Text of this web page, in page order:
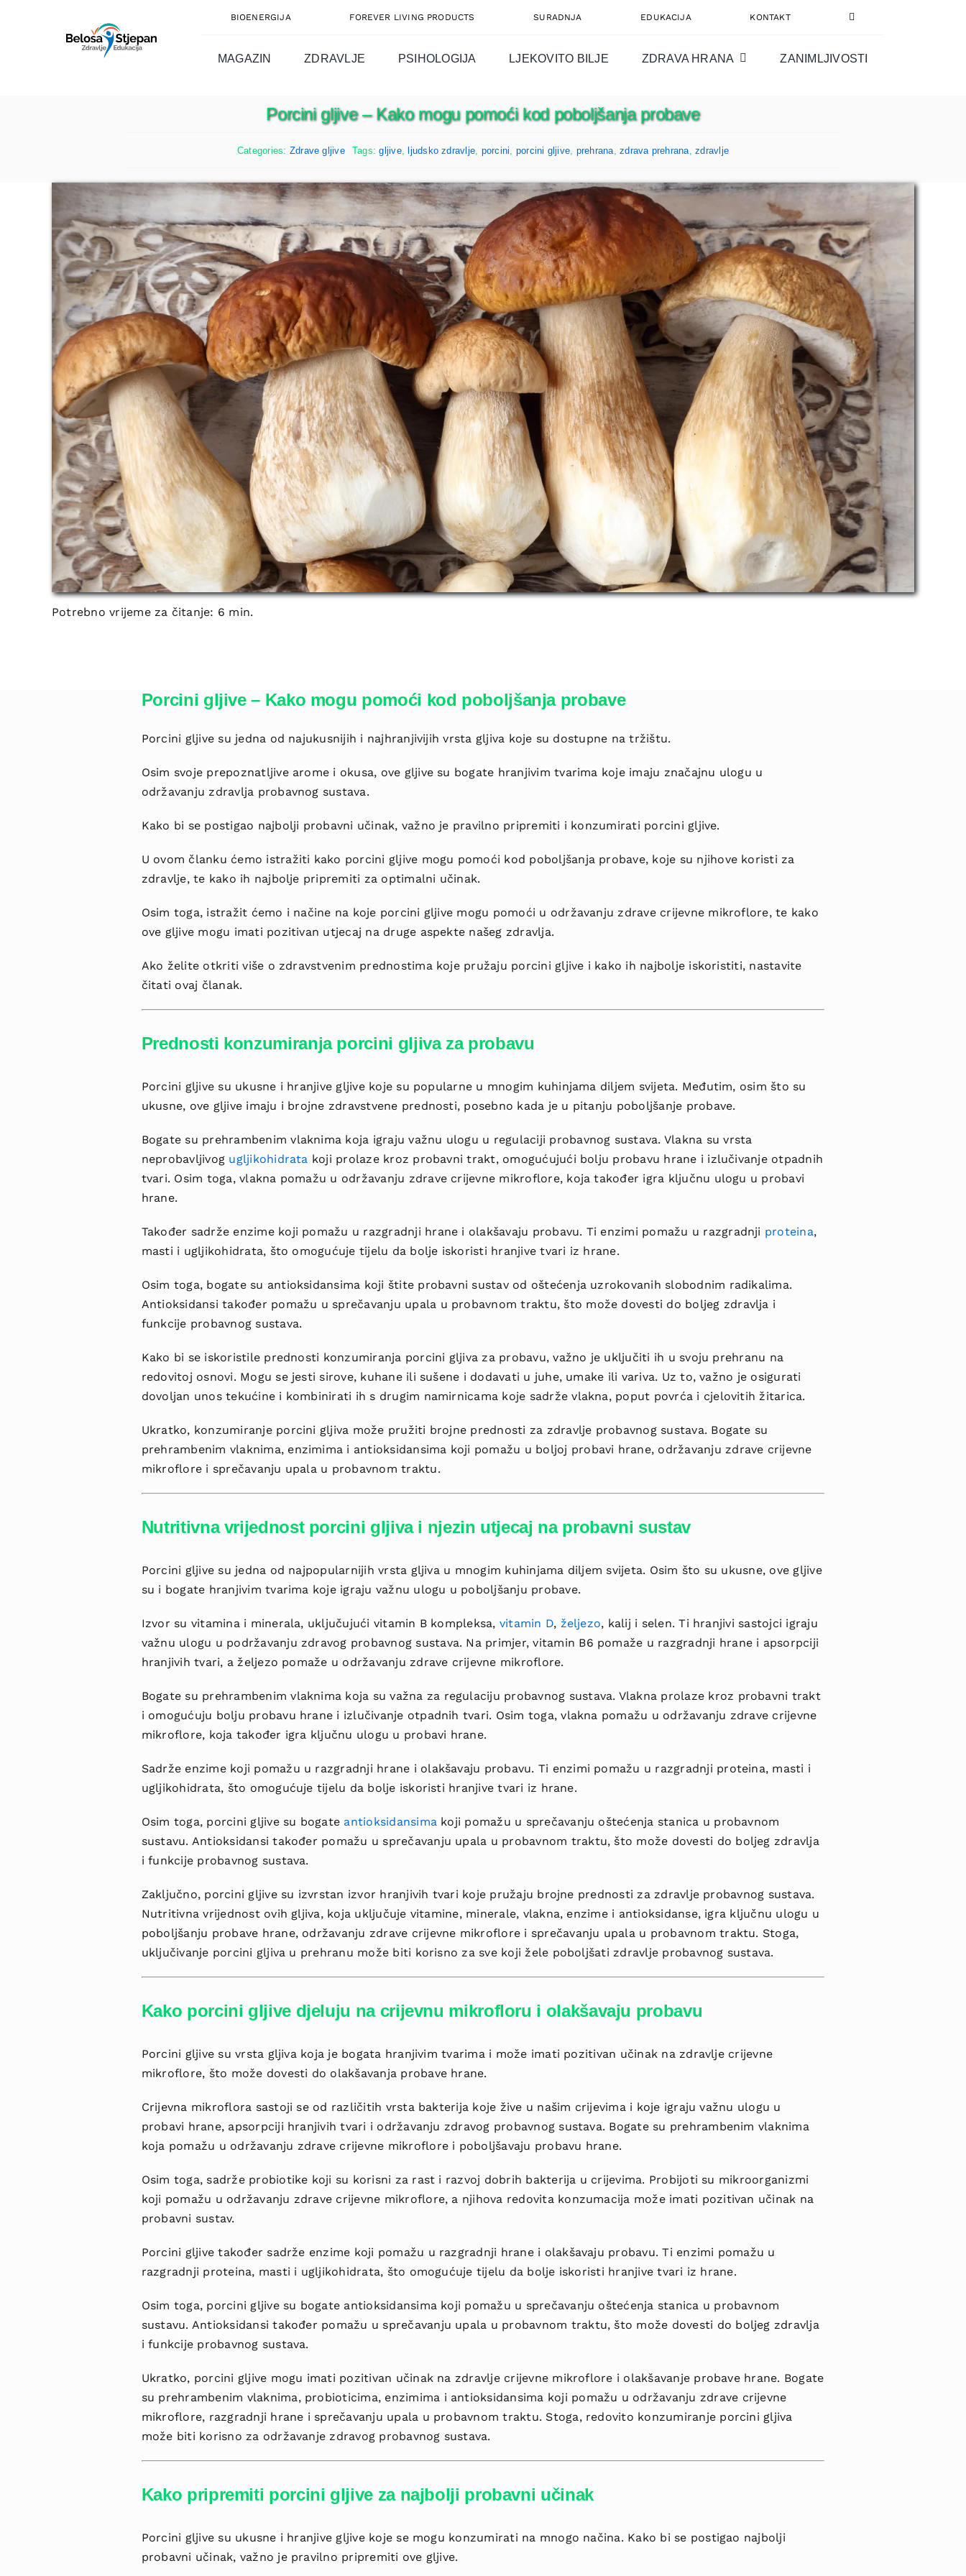
BIOENERGIJA FOREVER LIVING PRODUCTS SURADNJA EDUKACIJA KONTAKT
MAGAZIN ZDRAVLJE PSIHOLOGIJA LJEKOVITO BILJE ZDRAVA HRANA ZANIMLJIVOSTI
Porcini gljive – Kako mogu pomoći kod poboljšanja probave
Categories: Zdrave gljive Tags:gljive,ljudsko zdravlje porcini porcini gljive prehrana ,zdrava prehrana ,zdravlje
Potrebno vrijeme za čitanje: 6 min.
Porcini gljive – Kako mogu pomoći kod poboljšanja probave
Porcini gljive su jedna od najukusnijih i najhranjivijih vrsta gljiva koje su dostupne na tržištu.
Osim svoje prepoznatljive arome i okusa, ove gljive su bogate hranjivim tvarima koje imaju značajnu ulogu u
održavanju zdravlja probavnog sustava.
Kako bi se postigao najbolji probavni učinak, važno je pravilno pripremiti i konzumirati porcini gljive.
U ovom članku ćemo istražiti kako porcini gljive mogu pomoći kod poboljšanja probave, koje su njihove koristi za
zdravlje, te kako ih najbolje pripremiti za optimalni učinak.
Osim toga, istražit ćemo i načine na koje porcini gljive mogu pomoći u održavanju zdrave crijevne mikroflore, te kako
ove gljive mogu imati pozitivan utjecaj na druge aspekte našeg zdravlja.
Ako želite otkriti više o zdravstvenim prednostima koje pružaju porcini gljive i kako ih najbolje iskoristiti, nastavite
čitati ovaj članak.
Prednosti konzumiranja porcini gljiva za probavu
Porcini gljive su ukusne i hranjive gljive koje su popularne u mnogim kuhinjama diljem svijeta. Međutim, osim što su
ukusne, ove gljive imaju i brojne zdravstvene prednosti, posebno kada je u pitanju poboljšanje probave.
Bogate su prehrambenim vlaknima koja igraju važnu ulogu u regulaciji probavnog sustava. Vlakna su vrsta
neprobavljivog ugljikohidrata koji prolaze kroz probavni trakt, omogućujući bolju probavu hrane i izlučivanje otpadnih
tvari. Osim toga, vlakna pomažu u održavanju zdrave crijevne mikroflore, koja također igra ključnu ulogu u probavi
hrane.
Također sadrže enzime koji pomažu u razgradnji hrane i olakšavaju probavu. Ti enzimi pomažu u razgradnji proteina,
masti i ugljikohidrata, što omogućuje tijelu da bolje iskoristi hranjive tvari iz hrane.
Osim toga, bogate su antioksidansima koji štite probavni sustav od oštećenja uzrokovanih slobodnim radikalima.
Antioksidansi također pomažu u sprečavanju upala u probavnom traktu, što može dovesti do boljeg zdravlja i
funkcije probavnog sustava.
Kako bi se iskoristile prednosti konzumiranja porcini gljiva za probavu, važno je uključiti ih u svoju prehranu na
redovitoj osnovi. Mogu se jesti sirove, kuhane ili sušene i dodavati u juhe, umake ili variva. Uz to, važno je osigurati
dovoljan unos tekućine i kombinirati ih s drugim namirnicama koje sadrže vlakna, poput povrća i cjelovitih žitarica.
Ukratko, konzumiranje porcini gljiva može pružiti brojne prednosti za zdravlje probavnog sustava. Bogate su
prehrambenim vlaknima, enzimima i antioksidansima koji pomažu u boljoj probavi hrane, održavanju zdrave crijevne
mikroflore i sprečavanju upala u probavnom traktu.
Nutritivna vrijednost porcini gljiva i njezin utjecaj na probavni sustav
Porcini gljive su jedna od najpopularnijih vrsta gljiva u mnogim kuhinjama diljem svijeta. Osim što su ukusne, ove gljive
su i bogate hranjivim tvarima koje igraju važnu ulogu u poboljšanju probave.
Izvor su vitamina i minerala, uključujući vitamin B kompleksa, vitamin D, željezo, kalij i selen. Ti hranjivi sastojci igraju
važnu ulogu u podržavanju zdravog probavnog sustava. Na primjer, vitamin B6 pomaže u razgradnji hrane i apsorpciji
hranjivih tvari, a željezo pomaže u održavanju zdrave crijevne mikroflore.
Bogate su prehrambenim vlaknima koja su važna za regulaciju probavnog sustava. Vlakna prolaze kroz probavni trakt
i omogućuju bolju probavu hrane i izlučivanje otpadnih tvari. Osim toga, vlakna pomažu u održavanju zdrave crijevne
mikroflore, koja također igra ključnu ulogu u probavi hrane.
Sadrže enzime koji pomažu u razgradnji hrane i olakšavaju probavu. Ti enzimi pomažu u razgradnji proteina, masti i
ugljikohidrata, što omogućuje tijelu da bolje iskoristi hranjive tvari iz hrane.
Osim toga, porcini gljive su bogate antioksidansima koji pomažu u sprečavanju oštećenja stanica u probavnom
sustavu. Antioksidansi također pomažu u sprečavanju upala u probavnom traktu, što može dovesti do boljeg zdravlja
i funkcije probavnog sustava.
Zaključno, porcini gljive su izvrstan izvor hranjivih tvari koje pružaju brojne prednosti za zdravlje probavnog sustava.
Nutritivna vrijednost ovih gljiva, koja uključuje vitamine, minerale, vlakna, enzime i antioksidanse, igra ključnu ulogu u
poboljšanju probave hrane, održavanju zdrave crijevne mikroflore i sprečavanju upala u probavnom traktu. Stoga,
uključivanje porcini gljiva u prehranu može biti korisno za sve koji žele poboljšati zdravlje probavnog sustava.
Kako porcini gljive djeluju na crijevnu mikrofloru i olakšavaju probavu
Porcini gljive su vrsta gljiva koja je bogata hranjivim tvarima i može imati pozitivan učinak na zdravlje crijevne
mikroflore, što može dovesti do olakšavanja probave hrane.
Crijevna mikroflora sastoji se od različitih vrsta bakterija koje žive u našim crijevima i koje igraju važnu ulogu u
probavi hrane, apsorpciji hranjivih tvari i održavanju zdravog probavnog sustava. Bogate su prehrambenim vlaknima
koja pomažu u održavanju zdrave crijevne mikroflore i poboljšavaju probavu hrane.
Osim toga, sadrže probiotike koji su korisni za rast i razvoj dobrih bakterija u crijevima. Probijoti su mikroorganizmi
koji pomažu u održavanju zdrave crijevne mikroflore, a njihova redovita konzumacija može imati pozitivan učinak na
probavni sustav.
Porcini gljive također sadrže enzime koji pomažu u razgradnji hrane i olakšavaju probavu. Ti enzimi pomažu u
razgradnji proteina, masti i ugljikohidrata, što omogućuje tijelu da bolje iskoristi hranjive tvari iz hrane.
Osim toga, porcini gljive su bogate antioksidansima koji pomažu u sprečavanju oštećenja stanica u probavnom
sustavu. Antioksidansi također pomažu u sprečavanju upala u probavnom traktu, što može dovesti do boljeg zdravlja
i funkcije probavnog sustava.
Ukratko, porcini gljive mogu imati pozitivan učinak na zdravlje crijevne mikroflore i olakšavanje probave hrane. Bogate
su prehrambenim vlaknima, probioticima, enzimima i antioksidansima koji pomažu u održavanju zdrave crijevne
mikroflore, razgradnji hrane i sprečavanju upala u probavnom traktu. Stoga, redovito konzumiranje porcini gljiva
može biti korisno za održavanje zdravog probavnog sustava.
Kako pripremiti porcini gljive za najbolji probavni učinak
Porcini gljive su ukusne i hranjive gljive koje se mogu konzumirati na mnogo načina. Kako bi se postigao najbolji
probavni učinak, važno je pravilno pripremiti ove gljive.